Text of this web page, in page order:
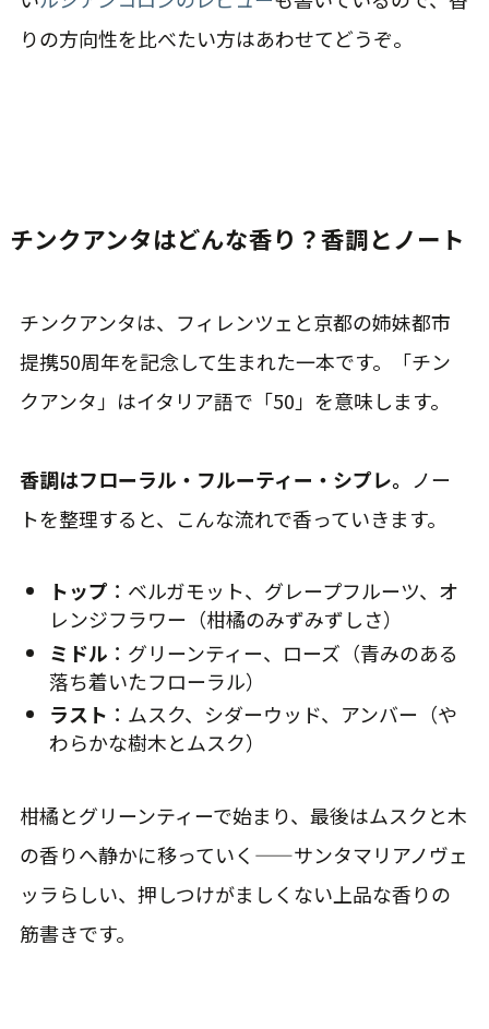
りの方向性を比べたい方はあわせてどうぞ。
チンクアンタはどんな香り？香調とノート
チンクアンタは、フィレンツェと京都の姉妹都市
提携50周年を記念して生まれた一本です。「チン
クアンタ」はイタリア語で「50」を意味します。
香調はフローラル・フルーティー・シプレ。 ノー
トを整理すると、こんな流れで香っていきます。
トップ ：ベルガモット、グレープフルーツ、オ
レンジフラワー（柑橘のみずみずしさ）
ミドル ：グリーンティー、ローズ（青みのある
落ち着いたフローラル）
ラスト ：ムスク、シダーウッド、アンバー（や
わらかな樹木とムスク）
柑橘とグリーンティーで始まり、最後はムスクと木
の香りへ静かに移っていく——サンタマリアノヴェ
ッラらしい、押しつけがましくない上品な香りの
筋書きです。